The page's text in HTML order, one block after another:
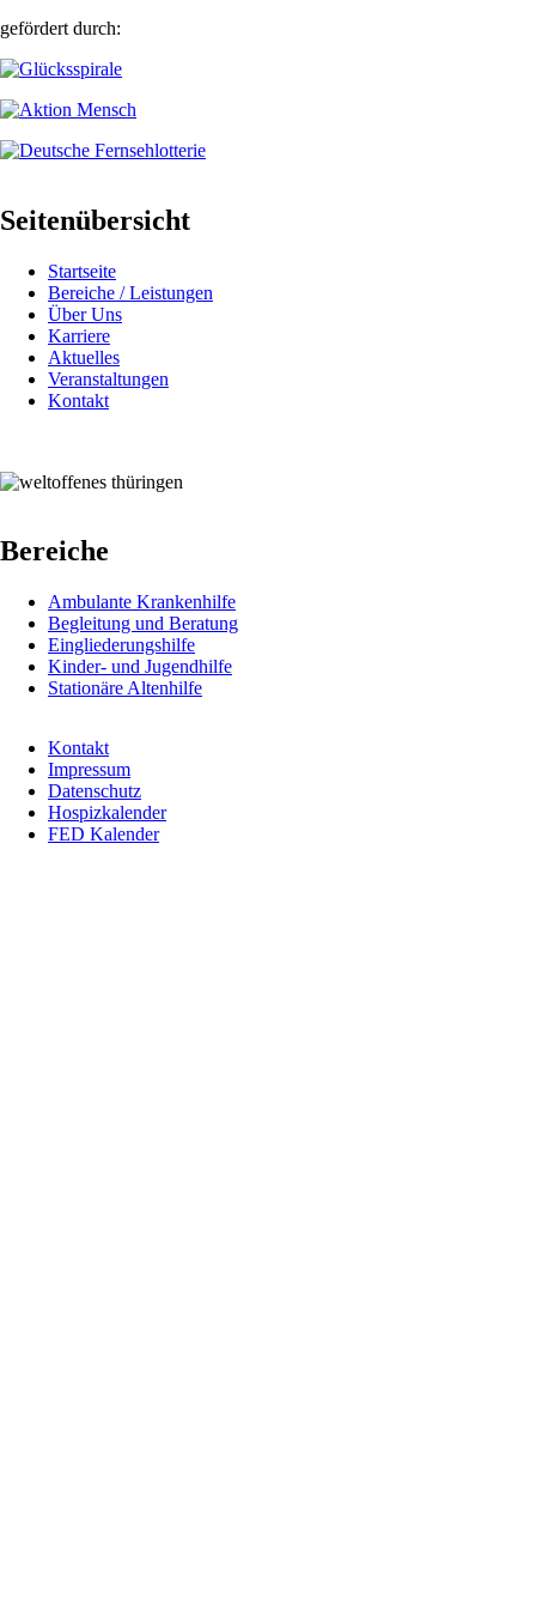
gefördert durch:
Seitenübersicht
Startseite
Bereiche / Leistungen
Über Uns
Karriere
Aktuelles
Veranstaltungen
Kontakt
Bereiche
Ambulante Krankenhilfe
Begleitung und Beratung
Eingliederungshilfe
Kinder- und Jugendhilfe
Stationäre Altenhilfe
Fußbereichsmenü
Kontakt
Impressum
Datenschutz
Hospizkalender
FED Kalender